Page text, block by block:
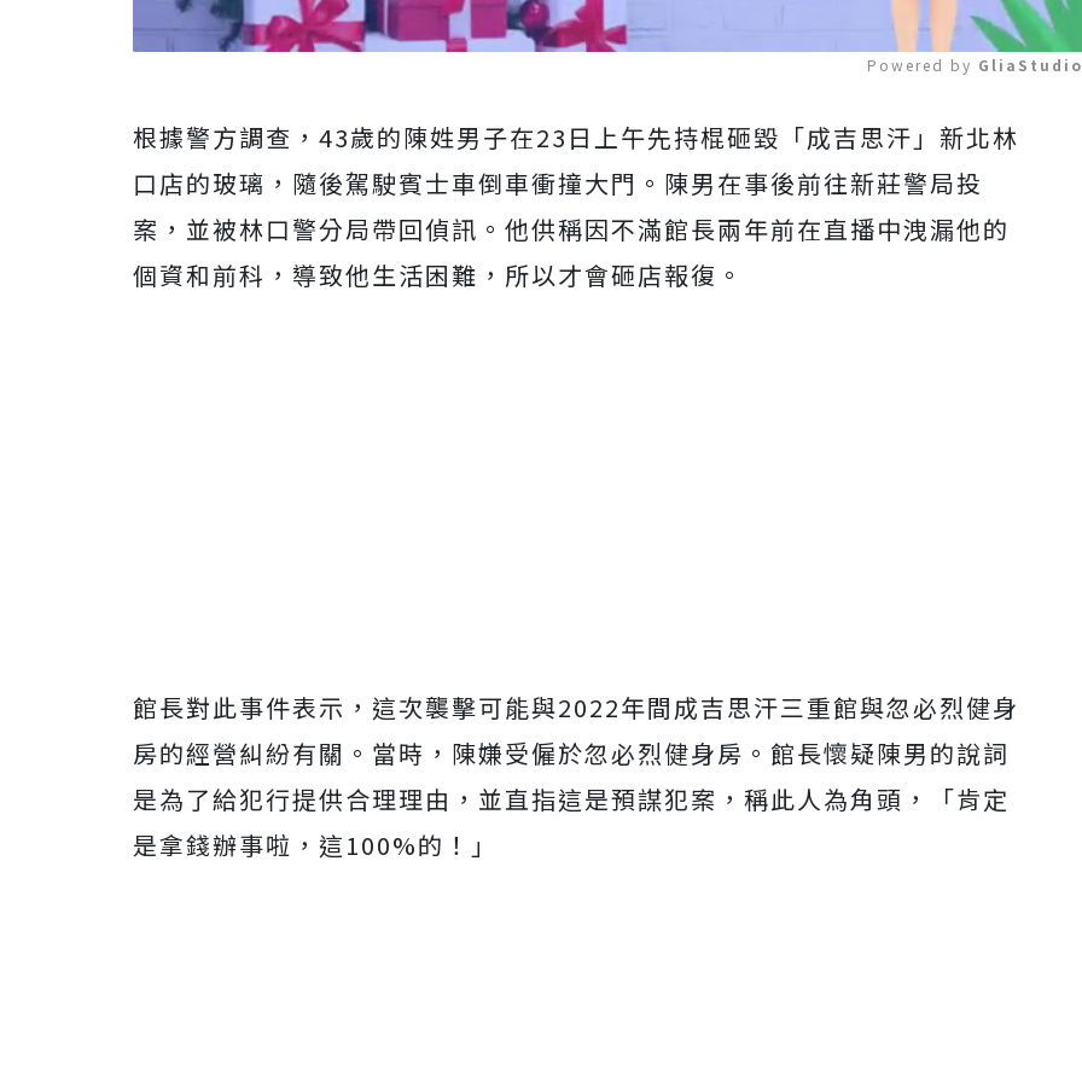
Mute
Powered by
根據警方調查，43歲的陳姓男子在23日上午先持棍砸毀「成吉思汗」新北林
口店的玻璃，隨後駕駛賓士車倒車衝撞大門。陳男在事後前往新莊警局投
案，並被林口警分局帶回偵訊。他供稱因不滿館長兩年前在直播中洩漏他的
個資和前科，導致他生活困難，所以才會砸店報復。
館長對此事件表示，這次襲擊可能與2022年間成吉思汗三重館與忽必烈健身
房的經營糾紛有關。當時，陳嫌受僱於忽必烈健身房。館長懷疑陳男的說詞
是為了給犯行提供合理理由，並直指這是預謀犯案，稱此人為角頭，「肯定
是拿錢辦事啦，這100%的！」